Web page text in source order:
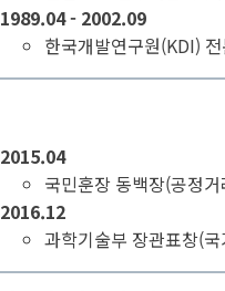
1989.04 - 2002.09
한국개발연구원(KDI)
2015.04
국민훈장 동백장(공정
2016.12
과학기술부 장관표창(